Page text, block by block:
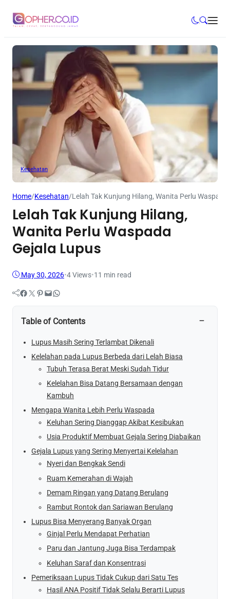
Kesehatan
Home/Kesehatan/Lelah Tak Kunjung Hilang, Wanita Perlu
Lelah Tak Kunjung Hilang,
Wanita Perlu Waspada
Gejala Lupus
May 30, 2026•4Views•11 min read
Facebook Twitter Pinterest Mail WhatsApp
Table of Contents −
Lupus Masih Sering Terlambat Dikenali
Kelelahan pada Lupus Berbeda dari Lelah Biasa
Tubuh Terasa Berat Meski Sudah Tidur
Kelelahan Bisa Datang Bersamaan dengan
Kambuh
Mengapa Wanita Lebih Perlu Waspada
Keluhan Sering Dianggap Akibat Kesibukan
Usia Produktif Membuat Gejala Sering Diabaikan
Gejala Lupus yang Sering Menyertai Kelelahan
Nyeri dan Bengkak Sendi
Ruam Kemerahan di Wajah
Demam Ringan yang Datang Berulang
Rambut Rontok dan Sariawan Berulang
Lupus Bisa Menyerang Banyak Organ
Ginjal Perlu Mendapat Perhatian
Paru dan Jantung Juga Bisa Terdampak
Keluhan Saraf dan Konsentrasi
Pemeriksaan Lupus Tidak Cukup dari Satu Tes
Hasil ANA Positif Tidak Selalu Berarti Lupus